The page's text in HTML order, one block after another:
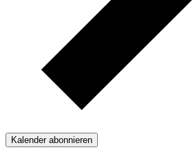
Kalender abonnieren